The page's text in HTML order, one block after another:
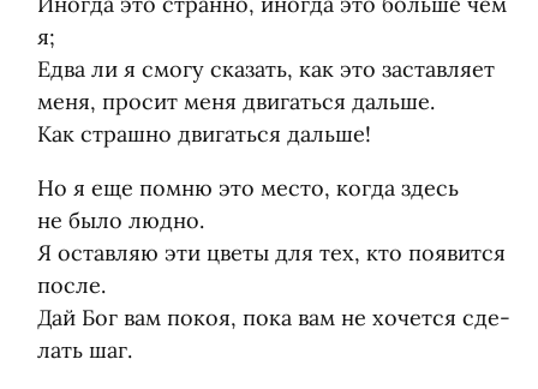
я;
Едва ли я смогу ска­зать, как это застав­ляет
меня, про­сит меня дви­гаться дальше.
Как страшно дви­гаться дальше!
Но я еще помню это место, когда здесь
не было людно.
Я остав­ляю эти цветы для тех, кто появится
после.
Дай Бог вам покоя, пока вам не хочется сде­
лать шаг.